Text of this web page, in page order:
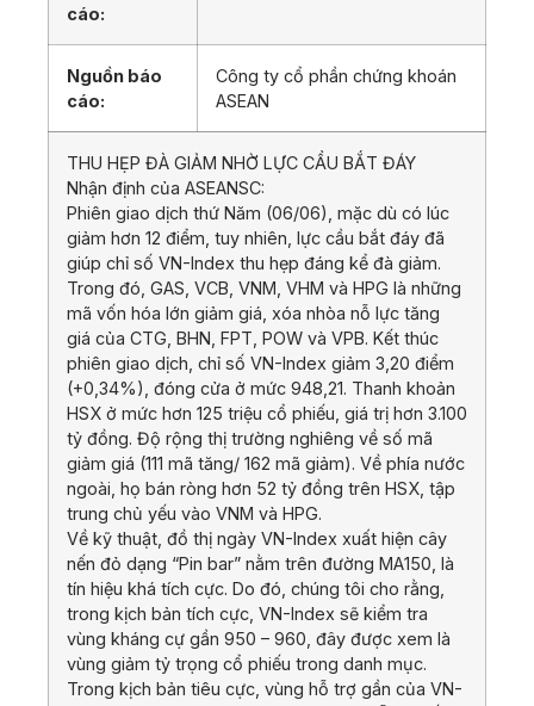
cáo:
Nguồn báo
cáo:
Công ty cổ phần chứng khoán
ASEAN
THU HẸP ĐÀ GIẢM NHỜ LỰC CẦU BẮT ĐÁY
Nhận định của ASEANSC:
Phiên giao dịch thứ Năm (06/06), mặc dù có lúc
giảm hơn 12 điểm, tuy nhiên, lực cầu bắt đáy đã
giúp chỉ số VN-Index thu hẹp đáng kể đà giảm.
Trong đó, GAS, VCB, VNM, VHM và HPG là những
mã vốn hóa lớn giảm giá, xóa nhòa nỗ lực tăng
giá của CTG, BHN, FPT, POW và VPB. Kết thúc
phiên giao dịch, chỉ số VN-Index giảm 3,20 điểm
(+0,34%), đóng cửa ở mức 948,21. Thanh khoản
HSX ở mức hơn 125 triệu cổ phiếu, giá trị hơn 3.100
tỷ đồng. Độ rộng thị trường nghiêng về số mã
giảm giá (111 mã tăng/ 162 mã giảm). Về phía nước
ngoài, họ bán ròng hơn 52 tỷ đồng trên HSX, tập
trung chủ yếu vào VNM và HPG.
Về kỹ thuật, đồ thị ngày VN-Index xuất hiện cây
nến đỏ dạng “Pin bar” nằm trên đường MA150, là
tín hiệu khá tích cực. Do đó, chúng tôi cho rằng,
trong kịch bản tích cực, VN-Index sẽ kiểm tra
vùng kháng cự gần 950 – 960, đây được xem là
vùng giảm tỷ trọng cổ phiếu trong danh mục.
Trong kịch bản tiêu cực, vùng hỗ trợ gần của VN-